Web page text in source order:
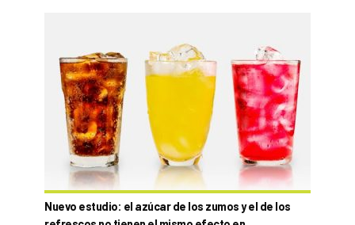
Nuevo estudio: el azúcar de los zumos y el de los